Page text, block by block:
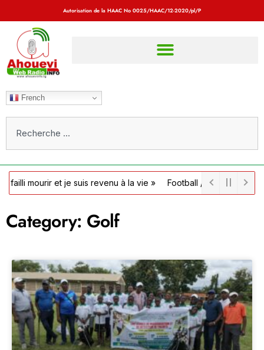
Autorisation de la HAAC No 0025/HAAC/12-2020/pl/P
French
et je suis revenu à la vie » Football / Côte d’Ivoire : la FIF
Category: Golf